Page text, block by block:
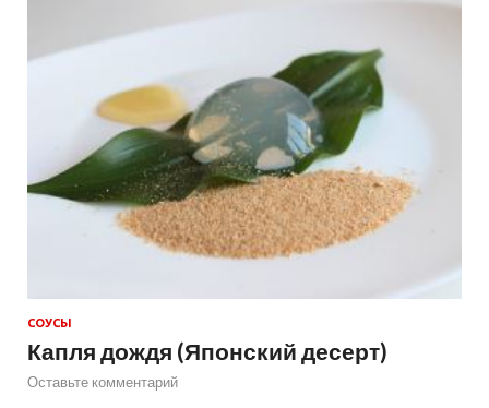
СОУСЫ
Капля дождя (Японский десерт)
Оставьте комментарий